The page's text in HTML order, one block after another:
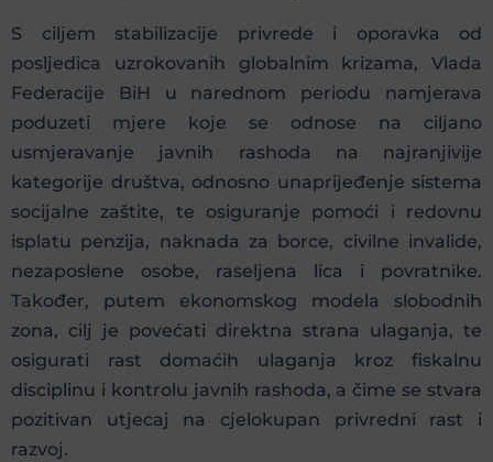
S ciljem stabilizacije privrede i oporavka od
posljedica uzrokovanih globalnim krizama, Vlada
Federacije BiH u narednom periodu namjerava
poduzeti mjere koje se odnose na ciljano
usmjeravanje javnih rashoda na najranjivije
kategorije društva, odnosno unaprijeđenje sistema
socijalne zaštite, te osiguranje pomoći i redovnu
isplatu penzija, naknada za borce, civilne invalide,
nezaposlene osobe, raseljena lica i povratnike.
Također, putem ekonomskog modela slobodnih
zona, cilj je povećati direktna strana ulaganja, te
osigurati rast domaćih ulaganja kroz fiskalnu
disciplinu i kontrolu javnih rashoda, a čime se stvara
pozitivan utjecaj na cjelokupan privredni rast i
razvoj.